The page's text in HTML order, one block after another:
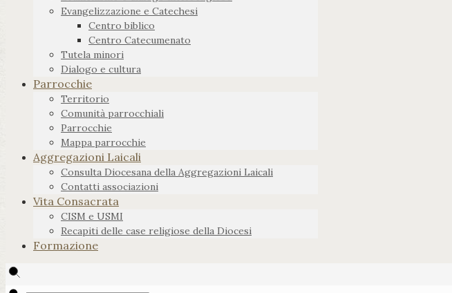
Evangelizzazione e Catechesi
Centro biblico
Centro Catecumenato
Tutela minori
Dialogo e cultura
Parrocchie
Territorio
Comunità parrocchiali
Parrocchie
Mappa parrocchie
Aggregazioni Laicali
Consulta Diocesana della Aggregazioni Laicali
Contatti associazioni
Vita Consacrata
CISM e USMI
Recapiti delle case religiose della Diocesi
Formazione